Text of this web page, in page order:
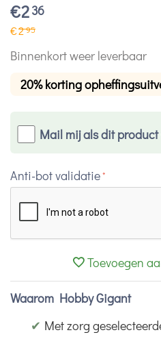
€236
€295
Binnenkort weer leverbaar
20% korting
Mail mij als dit
Anti-bot validatie
Toevoegen
Waarom Hobby Gigant
✔ Met zorg